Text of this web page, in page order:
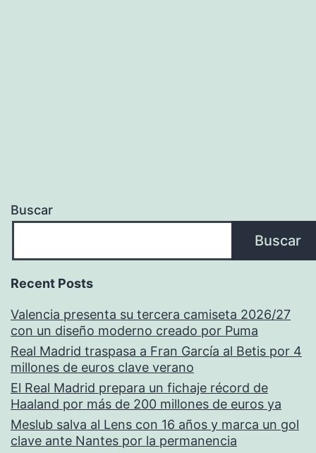
Buscar
Buscar
Recent Posts
Valencia presenta su tercera camiseta 2026/27
con un diseño moderno creado por Puma
Real Madrid traspasa a Fran García al Betis por 4
millones de euros clave verano
El Real Madrid prepara un fichaje récord de
Haaland por más de 200 millones de euros ya
Meslub salva al Lens con 16 años y marca un gol
clave ante Nantes por la permanencia